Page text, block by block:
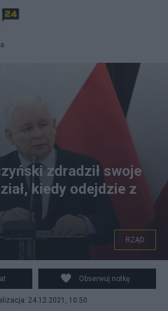
Rafał Zambrzycki - Konferencja
Solidarności&quot;, CC BY
w/index.php?
zdradził swoje
kiedy odejdzie z
RZĄD
Obserwuj notkę
24.12.2021, 10:50